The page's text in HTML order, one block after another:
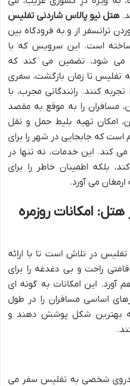
هتل نیو پالاس شاردنی تفلیس
ترانسفر از و به فرودگاه بین
است. این سرویس که با
می شود، تضمین می کند که
تفلیس تا زمان بازگشت، سفری
کنند. رانندگانی مجرب، با
مسافران را به موقع به مقصد
امکان تهیه بلیط حمل و نقل
است که جابجایی در شهر را برای
می کند. این خدمات، نه تنها در
بلکه اطمینان خاطر را برای
می آورد.
امکانات روزمره
در تلاش است تا با ارائه
راحت و بی دغدغه را برای
آورد. این امکانات به گونه ای
اساسی مسافران را در طول
بهترین شکل پوشش دهند و
شخصی به تفلیس سفر می